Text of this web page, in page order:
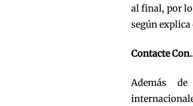
al final, por lo
según explica
Contacte
Además